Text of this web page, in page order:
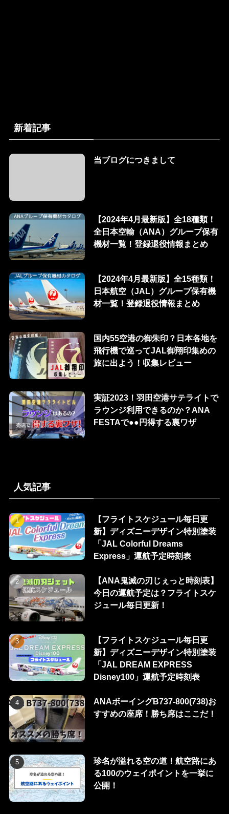
新着記事
当ブログにつきまして
【2024年4月最新版】全18種類！
全日本空輸（ANA）グループ保有
機材一覧！登録退役情報まとめ
【2024年4月最新版】全15種類！
日本航空（JAL）グループ保有機
材一覧！登録退役情報まとめ
国内55空港の御朱印？日本各地を
飛行機で巡ってJAL御翔印集めの
旅に出よう！収集レビュー
実証2023！羽田空港サテライトで
ラウンジ利用できるのか？ANA
FESTAで●●円得する裏ワザ
人気記事
【フライトスケジュール毎日更
新】ディズニーデザイン特別塗装
「JAL Colorful Dreams
Express」運航予定時刻表
【ANA鬼滅の刃じぇっと時刻表】
今日の運航予定は？フライトスケ
ジュール毎日更新！
【フライトスケジュール毎日更
新】ディズニーデザイン特別塗装
「JAL DREAM EXPRESS
Disney100」運航予定時刻表
ANAボーイングB737-800(738)お
すすめの座席！勝ち席はここだ！
珍名が溢れる空の道！航空路にあ
る100のウェイポイントを一挙に
公開！